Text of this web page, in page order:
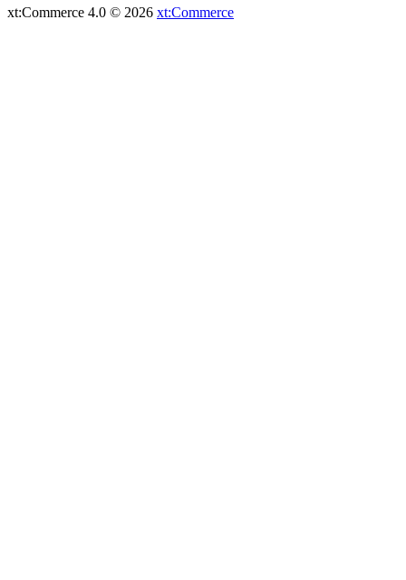
xt:Commerce 4.0 © 2026 xt:Commerce